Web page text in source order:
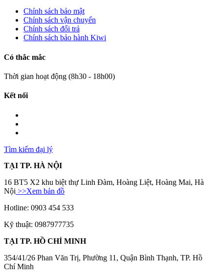
Chính sách bảo mật
Chính sách vận chuyển
Chính sách đổi trả
Chính sách bảo hành Kiwi
Có thắc mắc
Thời gian hoạt động (8h30 - 18h00)
Kết nối
Tìm kiếm đại lý
TẠI TP. HÀ NỘI
16 BT5 X2 khu biệt thự Linh Đàm, Hoàng Liệt, Hoàng Mai, Hà
Nội >>Xem bản đồ
Hotline: 0903 454 533
Kỹ thuật: 0987977735
TẠI TP. HỒ CHÍ MINH
354/41/26 Phan Văn Trị, Phường 11, Quận Bình Thạnh, TP. Hồ
Chí Minh